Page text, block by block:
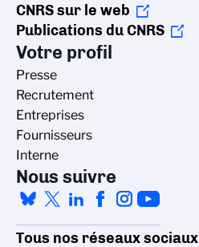
CNRS sur le web
Publications du CNRS
Votre profil
Presse
Recrutement
Entreprises
Fournisseurs
Interne
Nous suivre
Tous nos réseaux sociaux